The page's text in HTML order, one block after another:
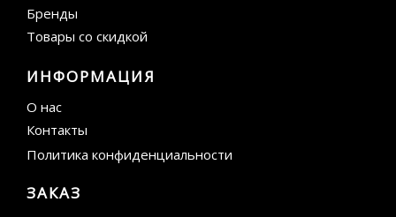
Бренды
Товары со скидкой
ИНФОРМАЦИЯ
О нас
Контакты
Политика конфиденциальности
ЗАКАЗ